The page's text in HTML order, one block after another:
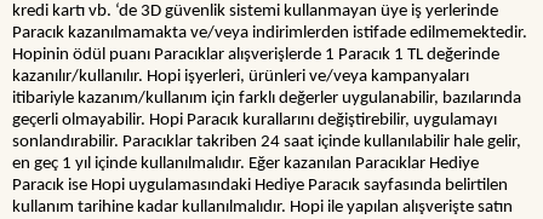
kredi kartı vb. ‘de 3D güvenlik sistemi kullanmayan üye iş yerlerinde
Paracık kazanılmamakta ve/veya indirimlerden istifade edilmemektedir.
Hopinin ödül puanı Paracıklar alışverişlerde 1 Paracık 1 TL değerinde
kazanılır/kullanılır. Hopi işyerleri, ürünleri ve/veya kampanyaları
itibariyle kazanım/kullanım için farklı değerler uygulanabilir, bazılarında
geçerli olmayabilir. Hopi Paracık kurallarını değiştirebilir, uygulamayı
sonlandırabilir. Paracıklar takriben 24 saat içinde kullanılabilir hale gelir,
en geç 1 yıl içinde kullanılmalıdır. Eğer kazanılan Paracıklar Hediye
Paracık ise Hopi uygulamasındaki Hediye Paracık sayfasında belirtilen
kullanım tarihine kadar kullanılmalıdır. Hopi ile yapılan alışverişte satın